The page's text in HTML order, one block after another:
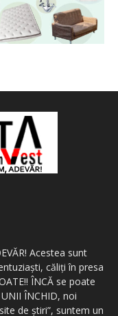
Acestea sunt
căliţi în presa
ÎNCĂ se poate
ÎNCHID, noi
de ştiri”, suntem un